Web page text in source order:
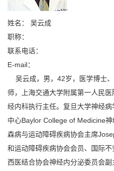
姓名： 吴云成
职称：
联系电话：
E-mail：
吴云成，男，42岁，医学博士
师，上海交通大学附属第一人民
经内科执行主任。复旦大学神经
中心Baylor College of Medicine
森病与运动障碍疾病协会主席
和运动障碍疾病协会会员、国际
西医结合协会神经内分泌委员会